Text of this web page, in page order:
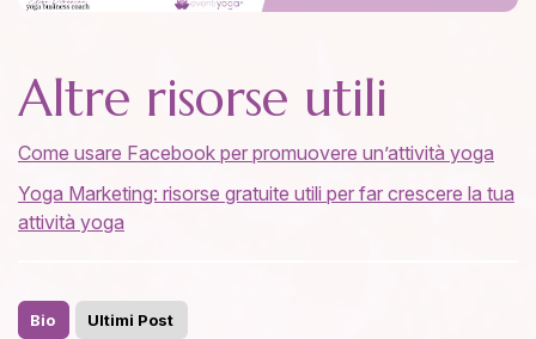
Altre risorse utili
Come usare Facebook per promuovere un’attività yoga
Yoga Marketing: risorse gratuite utili per far crescere la tua
attività yoga
Bio Ultimi Post